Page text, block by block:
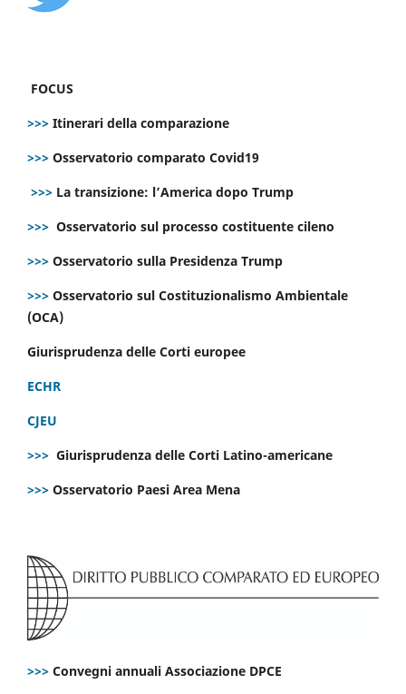
FOCUS
>>> Itinerari della comparazione
>>> Osservatorio comparato Covid19
>>> La transizione: l’America dopo Trump
>>> Osservatorio sul processo costituente cileno
>>> Osservatorio sulla Presidenza Trump
>>> Osservatorio sul Costituzionalismo Ambientale
(OCA)
Giurisprudenza delle Corti europee
ECHR
CJEU
>>> Giurisprudenza delle Corti Latino-americane
>>> Osservatorio Paesi Area Mena
>>> Convegni annuali Associazione DPCE